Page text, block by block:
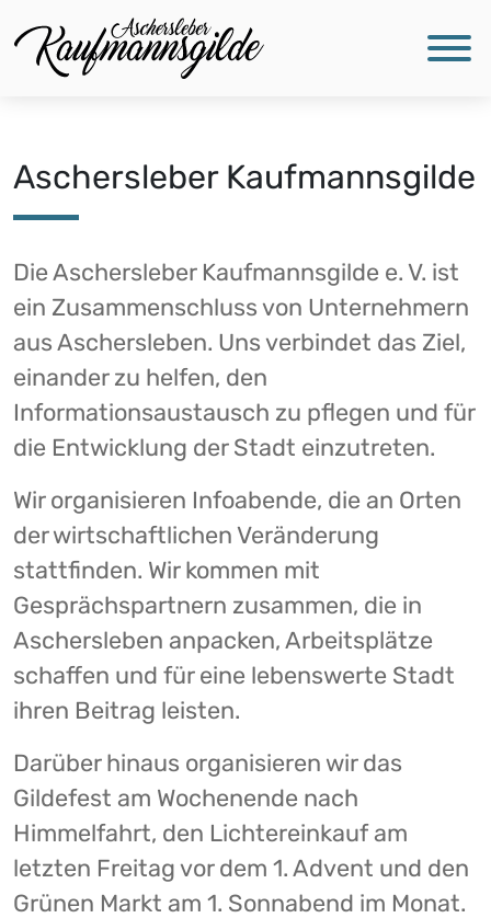
Aschersleber Kaufmannsgilde
Die Aschersleber Kaufmannsgilde e. V. ist
ein Zusammenschluss von Unternehmern
aus Aschersleben. Uns verbindet das Ziel,
einander zu helfen, den
Informationsaustausch zu pflegen und für
die Entwicklung der Stadt einzutreten.
Wir organisieren Infoabende, die an Orten
der wirtschaftlichen Veränderung
stattfinden. Wir kommen mit
Gesprächspartnern zusammen, die in
Aschersleben anpacken, Arbeitsplätze
schaffen und für eine lebenswerte Stadt
ihren Beitrag leisten.
Darüber hinaus organisieren wir das
Gildefest am Wochenende nach
Himmelfahrt, den Lichtereinkauf am
letzten Freitag vor dem 1. Advent und den
Grünen Markt am 1. Sonnabend im Monat.